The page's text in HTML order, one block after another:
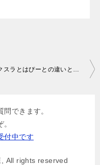
ラクスラとはぴーとの違いとどちらを選ぶと良い？
できます。
付中です
All rights reserved